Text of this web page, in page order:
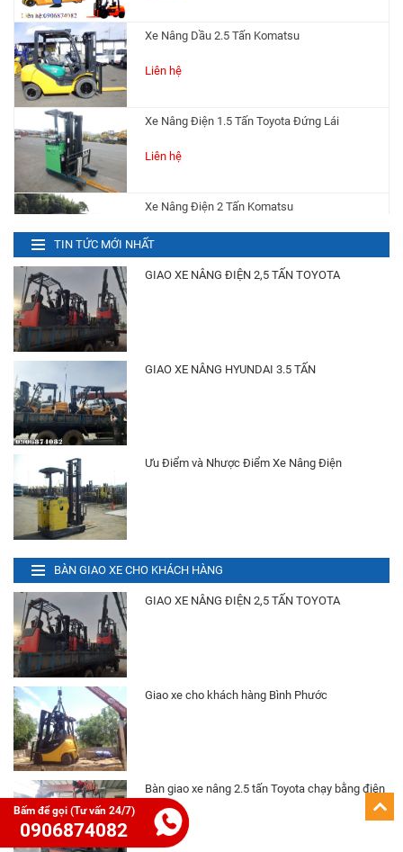
Xe Nâng Điện 1.5 Tấn Toyota Đứng Lái
Xe Nâng Điện 2 Tấn Komatsu
Xe Nâng Điện 2.5 Tấn Toyota
Liên hệ
Xe Nâng Điện 2.5 Tấn Nissan
Liên hệ
Liên hệ
Xe Nâng Điện 1.4 Tấn TOYOTA Đứng Lái
TIN TỨC MỚI NHẤT
GIAO XE NÂNG ĐIỆN 2,5 TẤN TOYOTA
GIAO XE NÂNG HYUNDAI 3.5 TẤN
Ưu Điểm và Nhược Điểm Xe Nâng Điện
BÀN GIAO XE CHO KHÁCH HÀNG
GIAO XE NÂNG ĐIỆN 2,5 TẤN TOYOTA
Giao xe cho khách hàng Bình Phước
Bàn giao xe nâng 2.5 tấn Toyota chạy bằng điện
Bấm để gọi (Tư vấn 24/7)
0906874082